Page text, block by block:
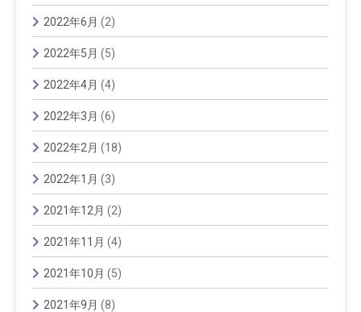
2022年6月 (2)
2022年5月 (5)
2022年4月 (4)
2022年3月 (6)
2022年2月 (18)
2022年1月 (3)
2021年12月 (2)
2021年11月 (4)
2021年10月 (5)
2021年9月 (8)